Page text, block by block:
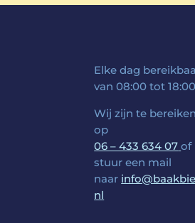
Elke dag
van 08:00 tot
Wij zijn te bereiken
op
06 – 433 634 07 of
stuur een mail
naar
nl